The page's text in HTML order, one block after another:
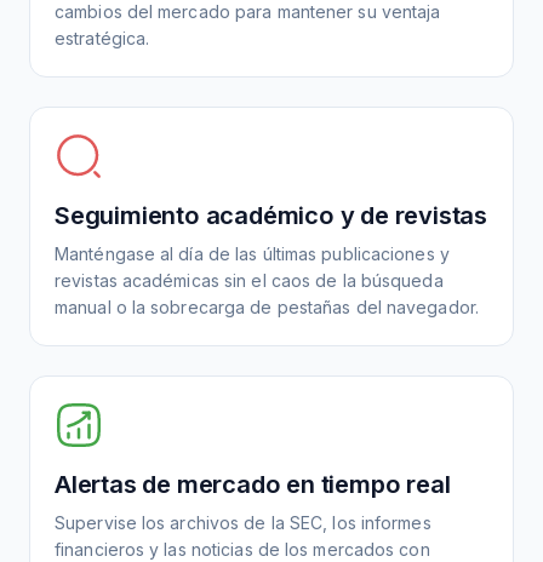
cambios del mercado para mantener su ventaja
estratégica.
Seguimiento académico y de revistas
Manténgase al día de las últimas publicaciones y
revistas académicas sin el caos de la búsqueda
manual o la sobrecarga de pestañas del navegador.
Alertas de mercado en tiempo real
Supervise los archivos de la SEC, los informes
financieros y las noticias de los mercados con